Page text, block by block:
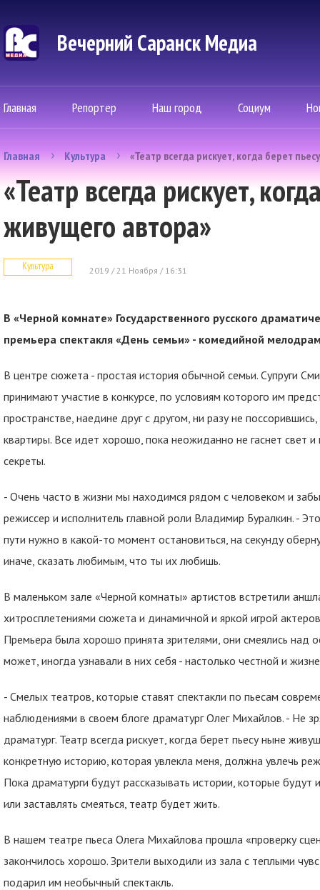
Вечерний Саранск Mедиа
Главная Репортер Наш город Социум
Главная Культура «Театр всегда рискует, когда берет
«Театр всегда рискует,
живущего автора»
Культура 2019 / 21 Ноября / 16:31
В «Черной комнате» Государственного русского
премьера спектакля «День семьи» - комедийной
В центре сюжета - простая история обычной семьи. Супруги
принимают участие в конкурсе, по условиям которого им
пространстве, наедине друг с другом, ни разу не
квартиры. Все идет хорошо, пока неожиданно не гаснет свет
секреты.
- Очень часто в жизни мы находимся рядом с человеком и
режиссер и исполнитель главной роли Владимир Буралкин. -
пути нужно в какой-то момент остановиться, на секунду
иначе, сказать любимым, что ты их любишь.
В маленьком зале «Черной комнаты» артистов встретили
хитросплетениями сюжета и динамичной и яркой игрой
Премьера была хорошо принята зрителями, они смеялись над
может, иногда узнавали в них себя - настолько честной и
- Смелых театров, которые ставят спектакли по пьесам
наблюдениями в своем блоге драматург Олег Михайлов. - Не
драматург. Театр всегда рискует, когда берет пьесу ныне
конкретную историю, которая увлекла меня, должна увлечь
Пока драматурги будут рассказывать истории, которые
или заставлять смеяться, театр будет жить.
В нашем театре пьеса Олега Михайлова прошла «проверку
закончилось хорошо. Зрители выходили из зала с теплыми
подарил им необычный спектакль.